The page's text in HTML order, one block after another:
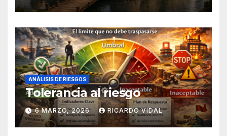
ANÁLISIS DE RIESGOS
Tolerancia al riesgo
6 MARZO, 2026 RICARDO VIDAL